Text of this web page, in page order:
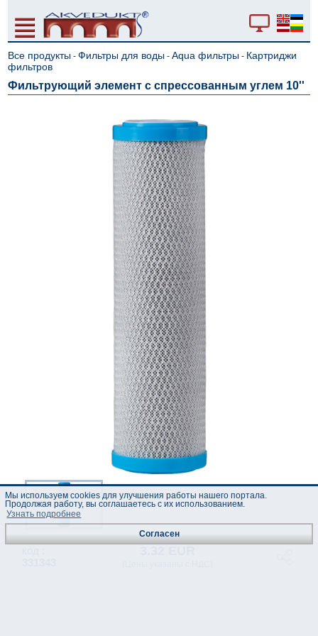
Все продукты -Фильтры для воды -Aqua фильтры - Картриджи
фильтров
Фильтрующий элемент с спрессованным углем 10''
Мы используем cookies для улучшения работы нашего портала.
Продолжая работу, вы соглашаетесь с их использованием.
Узнать подробнее
Согласен